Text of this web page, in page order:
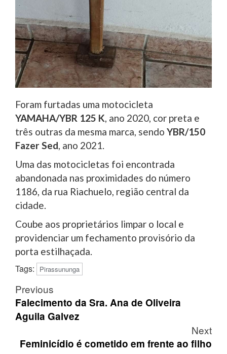
Foram furtadas uma motocicleta
YAMAHA/YBR 125 K, ano 2020, cor preta e
três outras da mesma marca, sendo YBR/150
Fazer Sed, ano 2021.
Uma das motocicletas foi encontrada
abandonada nas proximidades do número
1186, da rua Riachuelo, região central da
cidade.
Coube aos proprietários limpar o local e
providenciar um fechamento provisório da
porta estilhaçada.
Tags:
Pirassununga
Post
navigation
Previous
Falecimento da Sra. Ana de Oliveira
Aguila Galvez
Next
Feminicídio é cometido em frente ao filho